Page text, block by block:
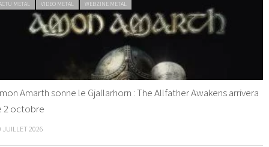
METAL VIDEO METAL WEBZINE METAL
Amarth sonne le Gjallarhorn : The Allfather Awakens arrivera
2 octobre
JUILLET 2026